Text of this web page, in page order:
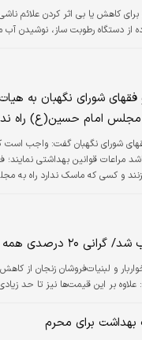
برای کاهش یا بی اثر کردن علائم ناشی
از دستگاه رطوبت ساز، نوشیدن آب
شورای نگهبان به
مجلس امام حسین(ع) راه
شورای نگهبان گفت: واجب است
مراعات قوانین بهداشتی نمایند؛
و کسی که ماسک ندارد راه به
۲۰ درصدی همه اجناس
و لبنیات‌فروشان زنجان از
علاوه بر این قیمت‌ها نیز تا حد
بهداشت برای محرم